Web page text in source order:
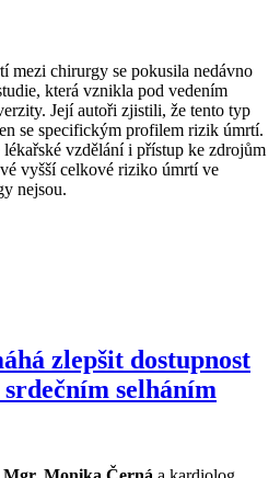
mezi chirurgy se pokusila nedávno
která vznikla pod vedením
Její autoři zjistili, že tento typ
se specifickým profilem rizik úmrtí.
vzdělání i přístup ke zdrojům
vyšší celkové riziko úmrtí ve
nejsou.
zlepšit dostupnost
srdečním selháním